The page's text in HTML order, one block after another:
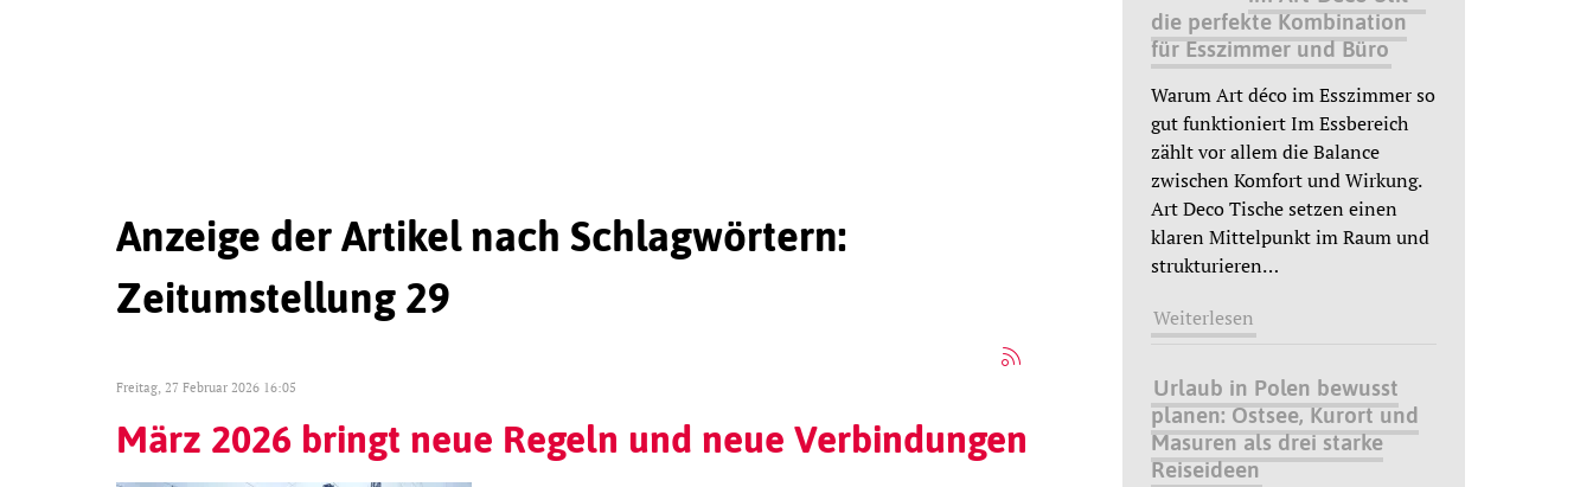
Anzeige der Artikel nach Schlagwörtern:
Zeitumstellung 29
Freitag, 27 Februar 2026 16:05
März 2026 bringt neue Regeln und neue Verbindungen
die perfekte Kombination
für Esszimmer und Büro
Warum Art déco im Esszimmer so
gut funktioniert Im Essbereich
zählt vor allem die Balance
zwischen Komfort und Wirkung.
Art Deco Tische setzen einen
klaren Mittelpunkt im Raum und
strukturieren…
Weiterlesen
Urlaub in Polen bewusst
planen: Ostsee, Kurort und
Masuren als drei starke
Reiseideen